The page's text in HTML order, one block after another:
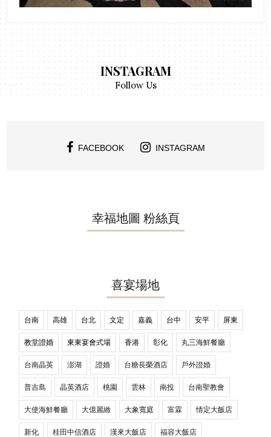
INSTAGRAM
Follow Us
FACEBOOK INSTAGRAM
幸福地圖 粉絲頁
喜宴場地
台南 高雄 台北 文定 嘉義 台中 安平 屏東
教堂證婚 東東宴會式場 香港 彰化 丸三海鮮餐廳
台南晶英 澎湖 證婚 台糖長榮酒店 戶外證婚
普吉島 晶英酒店 桃園 雲林 南投 台南聖教會
大使海鮮餐廳 大億麗緻 大象寬庭 富霖 情定大飯店
新化 桂田中信酒店 漢來大飯店 福容大飯店